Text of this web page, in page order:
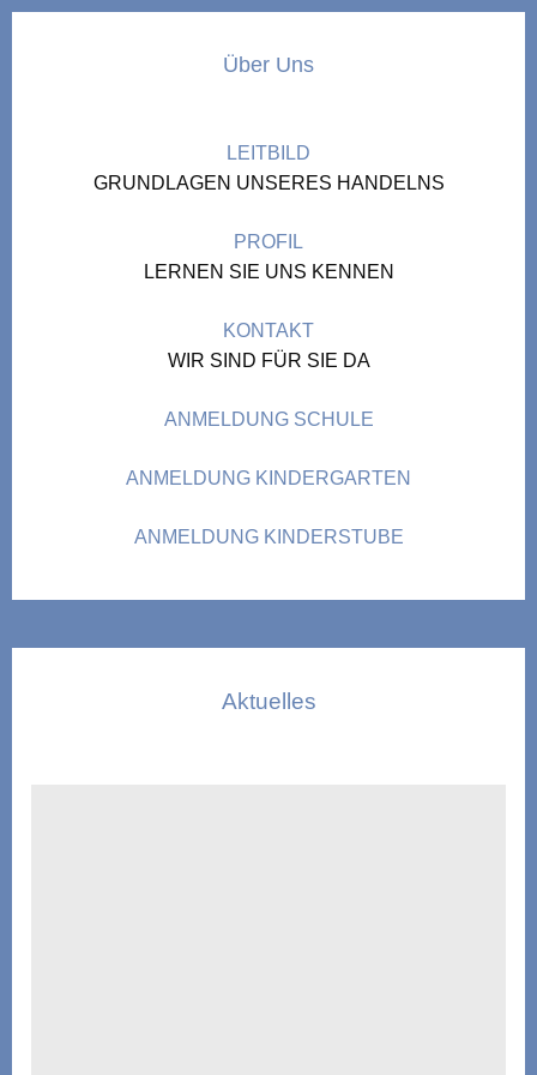
Über Uns
LEITBILD
GRUNDLAGEN UNSERES HANDELNS
PROFIL
LERNEN SIE UNS KENNEN
KONTAKT
WIR SIND FÜR SIE DA
ANMELDUNG SCHULE
ANMELDUNG KINDERGARTEN
ANMELDUNG KINDERSTUBE
Aktuelles